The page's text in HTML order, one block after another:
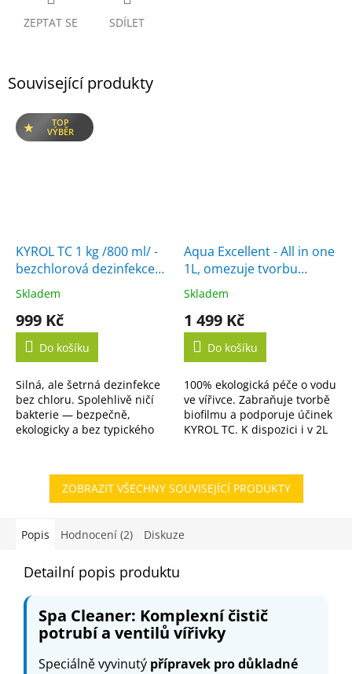
ZEPTAT SE SDÍLET
Související produkty
TOP
VÝBĚR
KYROL TC 1 kg /800 ml/ -
bezchlorová dezinfekce
vody
Průměrné
produktu
5,0
5
hvězdiček.
Skladem
999 Kč
Do košíku
Silná, ale šetrná dezinfekce
bez chloru. Spolehlivě ničí
bakterie — bezpečně,
ekologicky a bez typického
Aqua Excellent - All in one
1L, omezuje tvorbu
biofilmu
Průměrné
produktu
5,0
5
hvězdiček.
Skladem
1 499 Kč
Do košíku
100% ekologická péče o vodu
ve vířivce. Zabraňuje tvorbě
biofilmu a podporuje účinek
KYROL TC. K dispozici i v 2L
ZOBRAZIT VŠECHNY SOUVISEJÍCÍ PRODUKTY
Popis Hodnocení (2) Diskuze
Detailní popis produktu
Spa Cleaner: Komplexní čistič
potrubí a ventilů vířivky
Speciálně vyvinutý přípravek pro důkladné